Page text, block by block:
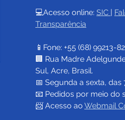
💻Acesso online: SIC |
Transparência
📱Fone: +55 (68) 99213-
🏢 Rua Madre
Sul, Acre, Brasil.
📅 Segunda a sexta,
📧 Pedidos por meio do
📨 Acesso ao Webmail